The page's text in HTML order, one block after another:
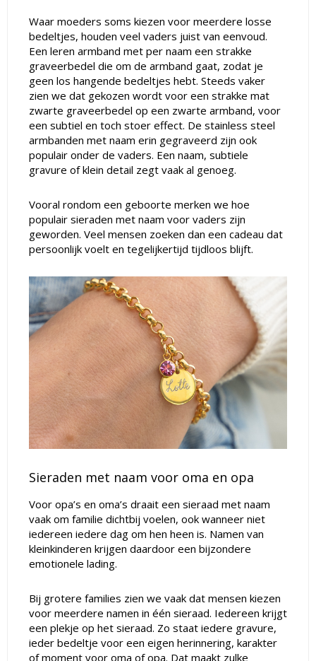
Waar moeders soms kiezen voor meerdere losse
bedeltjes, houden veel vaders juist van eenvoud.
Een leren armband met per naam een strakke
graveerbedel die om de armband gaat, zodat je
geen los hangende bedeltjes hebt. Steeds vaker
zien we dat gekozen wordt voor een strakke mat
zwarte graveerbedel op een zwarte armband, voor
een subtiel en toch stoer effect. De stainless steel
armbanden met naam erin gegraveerd zijn ook
populair onder de vaders. Een naam, subtiele
gravure of klein detail zegt vaak al genoeg.
Vooral rondom een geboorte merken we hoe
populair sieraden met naam voor vaders zijn
geworden. Veel mensen zoeken dan een cadeau dat
persoonlijk voelt en tegelijkertijd tijdloos blijft.
Sieraden met naam voor oma en opa
Voor opa’s en oma’s draait een sieraad met naam
vaak om familie dichtbij voelen, ook wanneer niet
iedereen iedere dag om hen heen is. Namen van
kleinkinderen krijgen daardoor een bijzondere
emotionele lading.
Bij grotere families zien we vaak dat mensen kiezen
voor meerdere namen in één sieraad. Iedereen krijgt
een plekje op het sieraad. Zo staat iedere gravure,
ieder bedeltje voor een eigen herinnering, karakter
of moment voor oma of opa. Dat maakt zulke